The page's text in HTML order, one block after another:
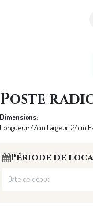
Poste
Dimensions:
Longueur: 47cm Largeur: 24cm
Période de